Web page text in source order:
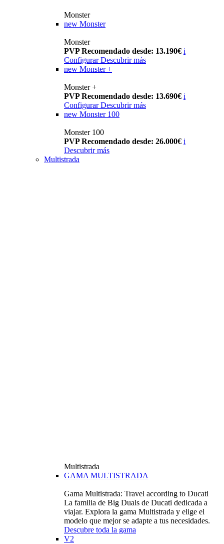
Monster
new Monster
Monster
PVP Recomendado desde: 13.190€ i
Configurar Descubrir más
new Monster +
Monster +
PVP Recomendado desde: 13.690€ i
Configurar Descubrir más
new Monster 100
Monster 100
PVP Recomendado desde: 26.000€ i
Descubrir más
Multistrada
Multistrada
GAMA MULTISTRADA
Gama Multistrada: Travel according to Ducati
La familia de Big Duals de Ducati dedicada a
viajar. Explora la gama Multistrada y elige el
modelo que mejor se adapte a tus necesidades.
Descubre toda la gama
V2